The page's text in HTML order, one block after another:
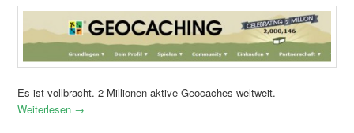
Es ist vollbracht. 2 Millionen aktive Geocaches weltweit.
Weiterlesen →